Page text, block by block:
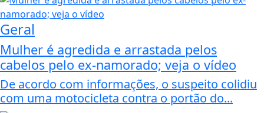
Geral
Mulher é agredida e arrastada pelos
cabelos pelo ex-namorado; veja o vídeo
De acordo com informações, o suspeito colidiu
com uma motocicleta contra o portão do...